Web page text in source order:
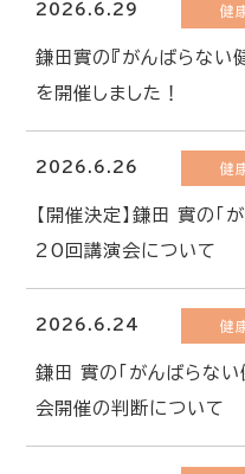
2026.6.29 健
鎌田實の『がんばらな
を開催しました！
2026.6.26 健
【開催決定】鎌田 實の「
20回講演会について
2026.6.24 健
鎌田 實の「がんばらな
会開催の判断について